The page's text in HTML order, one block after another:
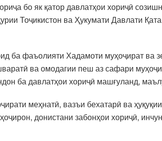
бо як қатор давлатҳои хориҷӣ
Тоҷикистон ва Ҳукумати Давлати
фаъолияти Хадамоти муҳоҷират ва
ва омодагии пеш аз сафари
ба давлатҳои хориҷӣ машғуланд,
меҳнатӣ, вазъи бехатарӣ ва
донистани забонҳои хориҷӣ,